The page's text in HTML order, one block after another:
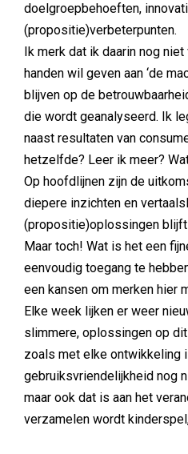
doelgroepbehoeften,
(propositie)verbeterpunten.
Ik merk dat ik daarin nog
handen wil geven aan ‘de
blijven op de
die wordt geanalyseerd. Ik
naast resultaten van
hetzelfde? Leer ik meer?
Op hoofdlijnen zijn de
diepere inzichten en
(propositie)oplossingen
Maar toch! Wat is het een
eenvoudig toegang te
een kansen om merken hier
Elke week lijken er weer
slimmere, oplossingen op
zoals met elke ontwikkeling
gebruiksvriendelijkheid nog
maar ook dat is aan het
verzamelen wordt